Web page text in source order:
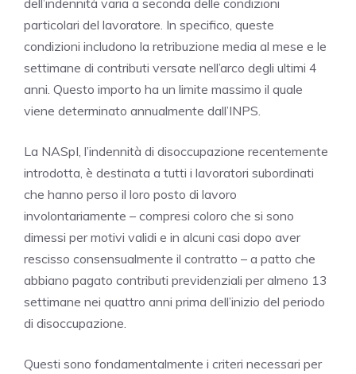
dell’indennità varia a seconda delle condizioni
particolari del lavoratore. In specifico, queste
condizioni includono la retribuzione media al mese e le
settimane di contributi versate nell’arco degli ultimi 4
anni. Questo importo ha un limite massimo il quale
viene determinato annualmente dall’INPS.
La NASpI, l’indennità di disoccupazione recentemente
introdotta, è destinata a tutti i lavoratori subordinati
che hanno perso il loro posto di lavoro
involontariamente – compresi coloro che si sono
dimessi per motivi validi e in alcuni casi dopo aver
rescisso consensualmente il contratto – a patto che
abbiano pagato contributi previdenziali per almeno 13
settimane nei quattro anni prima dell’inizio del periodo
di disoccupazione.
Questi sono fondamentalmente i criteri necessari per